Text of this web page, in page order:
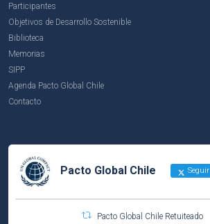
Participantes
Objetivos de Desarrollo Sostenible
Biblioteca
Memorias
SIPP
Agenda Pacto Global Chile
Contacto
Pacto Global Chile Seguir
Pacto Global Chile Retuiteado